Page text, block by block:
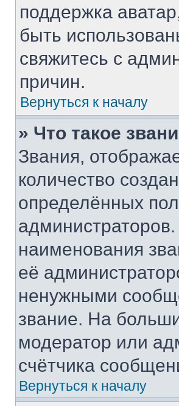
поддержка
быть
свяжитесь с
причин.
Вернуться к началу
» Что такое
Звания,
количество
определённых
наименования
её
ненужными
звание. На
модератор или
счётчика
Вернуться к началу